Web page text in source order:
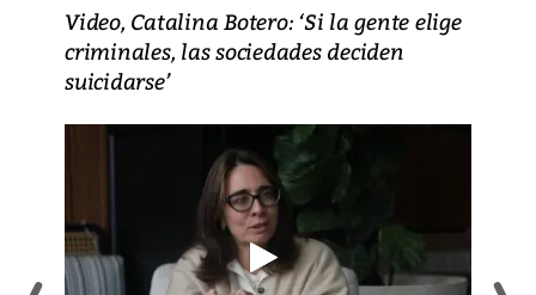
Video, Catalina Botero: ‘Si la gente elige
criminales, las sociedades deciden
suicidarse’